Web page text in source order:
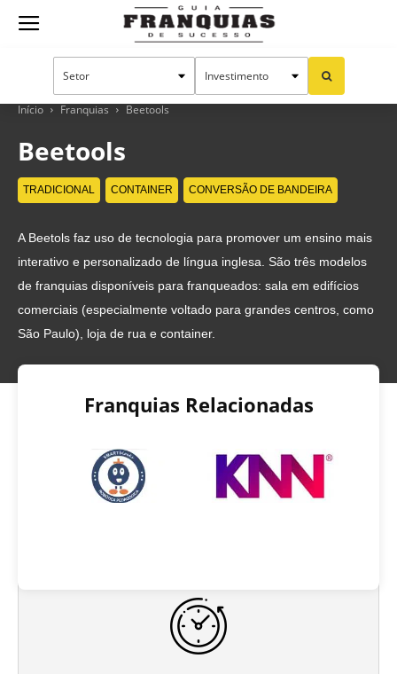
Guia
Franquias
Sucesso
Início Franquias Beetools
Beetools
TRADICIONAL CONTAINER CONVERSÃO DE BANDEIRA
A Beetols faz uso de tecnologia para promover um ensino mais
interativo e personalizado de língua inglesa. São três modelos
de franquias disponíveis para franqueados: sala em edifícios
comerciais (especialmente voltado para grandes centros, como
São Paulo), loja de rua e container.
Franquias Relacionadas